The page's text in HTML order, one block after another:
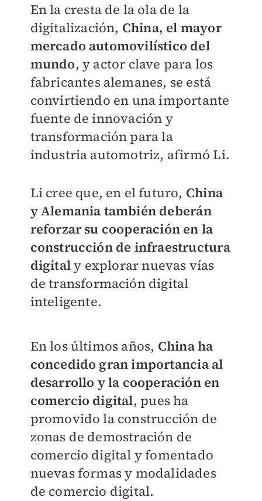
En la cresta de la ola de la
digitalización, China, el mayor
mercado automovilístico del
mundo, y actor clave para los
fabricantes alemanes, se está
convirtiendo en una importante
fuente de innovación y
transformación para la
industria automotriz, afirmó Li.
Li cree que, en el futuro, China
y Alemania también deberán
reforzar su cooperación en la
construcción de infraestructura
digitaly explorar nuevas vías
de transformación digital
inteligente.
En los últimos años, China ha
concedido gran importancia al
desarrollo y la cooperación en
comercio digital, pues ha
promovido la construcción de
zonas de demostración de
comercio digital y fomentado
nuevas formas y modalidades
de comercio digital.